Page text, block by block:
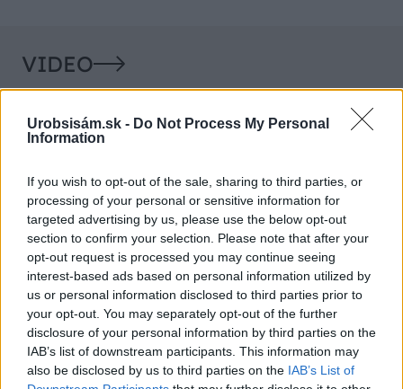
Urobsisám.sk - Do Not Process My Personal
Information
If you wish to opt-out of the sale, sharing to third parties, or
processing of your personal or sensitive information for
targeted advertising by us, please use the below opt-out
section to confirm your selection. Please note that after your
opt-out request is processed you may continue seeing
interest-based ads based on personal information utilized by
us or personal information disclosed to third parties prior to
your opt-out. You may separately opt-out of the further
disclosure of your personal information by third parties on the
IAB’s list of downstream participants. This information may
also be disclosed by us to third parties on the IAB’s List of
VIDEO
Chcete dominantu interiéru,
ktorá pritiahne pohľady?
Vyrobte si takéto masívne
orechové svietidlo
Prečo klasická
potrubia v
ako to vyriešiť